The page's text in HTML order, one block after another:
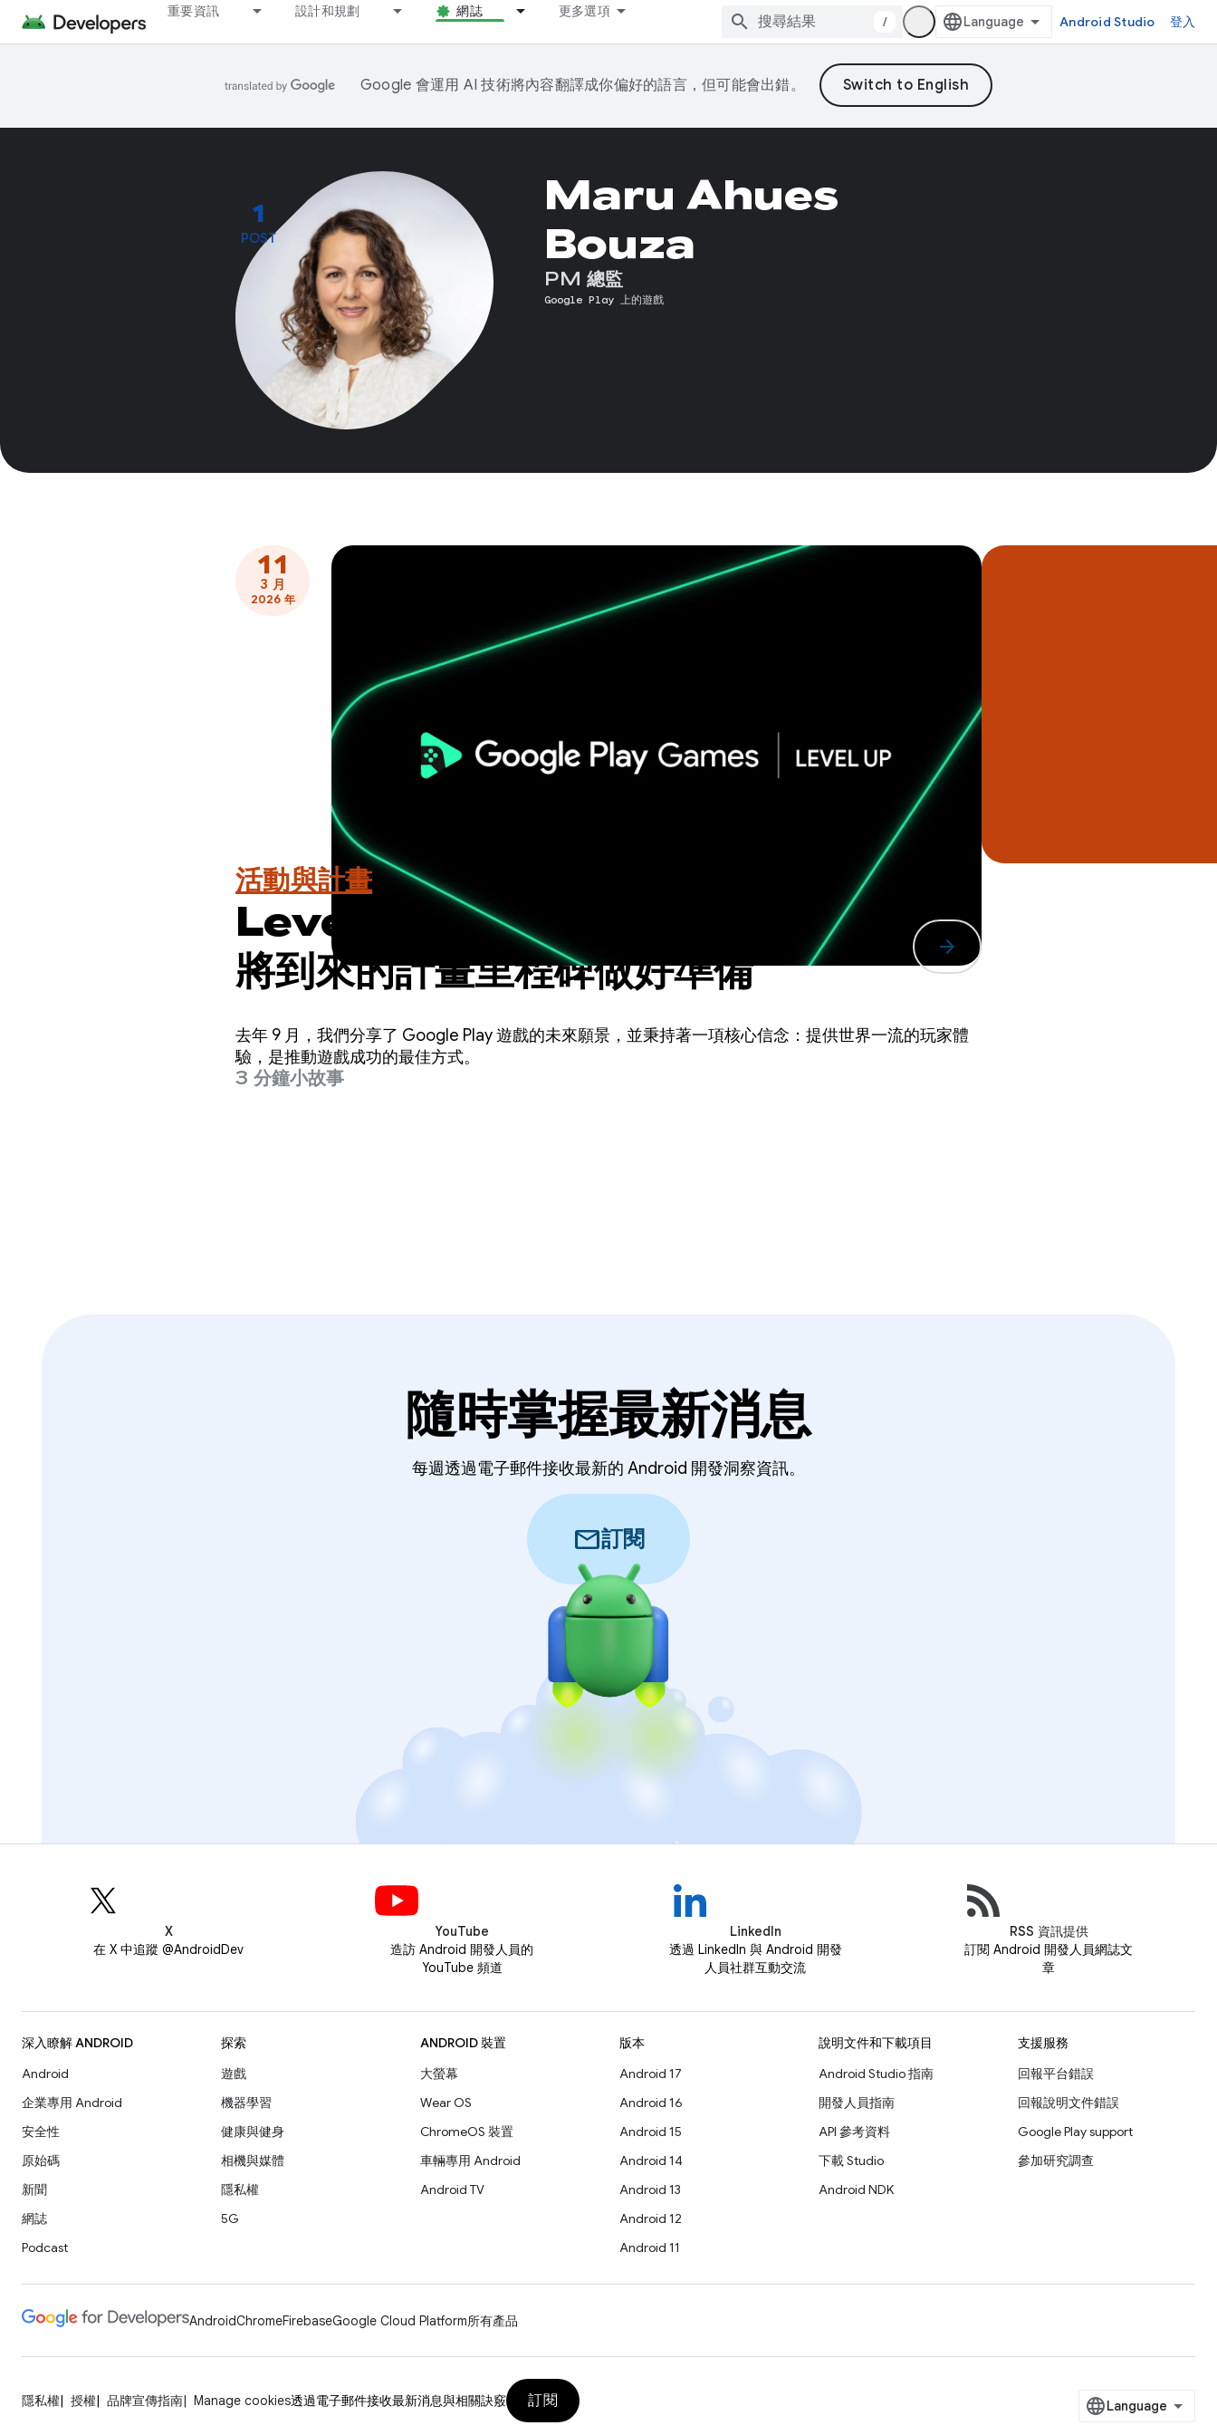
重要資訊 設計和規劃 網誌 更多選項
/ Android Studio 登入
Google 會運用 AI 技術將內容翻譯成你偏好的語言，但可能會出錯。
1
POST
Maru Ahues
Bouza
PM 總監
Google Play 上的遊戲
11
3 月
2026 年
活動與計畫
Level Up：測試 Sidekick 並為即
將到來的計畫里程碑做好準備
arrow_forward
去年 9 月，我們分享了 Google Play 遊戲的未來願景，並秉持著一項核心信念：提供世界一流的玩家體
驗，是推動遊戲成功的最佳方式。
3 分鐘小故事
隨時掌握最新消息
每週透過電子郵件接收最新的 Android 開發洞察資訊。
mail訂閱
X
在 X 中追蹤 @AndroidDev
YouTube
造訪 Android 開發人員的
YouTube 頻道
LinkedIn
透過 LinkedIn 與 Android 開發
人員社群互動交流
RSS 資訊提供
訂閱 Android 開發人員網誌文
章
深入瞭解 ANDROID
Android
企業專用 Android
安全性
原始碼
新聞
網誌
Podcast
探索
遊戲
機器學習
健康與健身
相機與媒體
隱私權
5G
ANDROID 裝置
大螢幕
Wear OS
ChromeOS 裝置
車輛專用 Android
Android TV
版本
Android 17
Android 16
Android 15
Android 14
Android 13
Android 12
Android 11
說明文件和下載項目
Android Studio 指南
開發人員指南
API 參考資料
下載 Studio
Android NDK
支援服務
回報平台錯誤
回報說明文件錯誤
Google Play support
參加研究調查
AndroidChromeFirebaseGoogle Cloud Platform所有產品
隱私權 授權 品牌宣傳指南 Manage cookies透過電子郵件接收最新消息與相關訣竅 訂閱